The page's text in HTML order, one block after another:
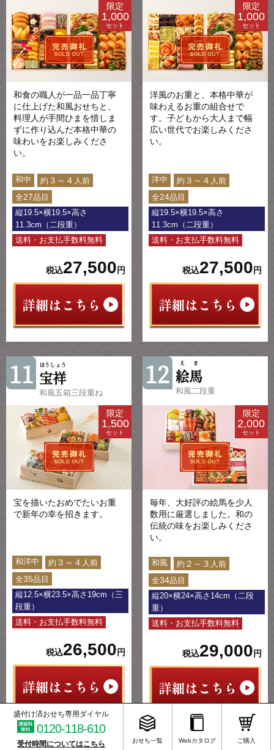
限定
1,000
セット
和食の職人が一品一品丁寧
に仕上げた和風おせちと、
料理人が手間ひまを惜しま
ずに作り込んだ本格中華の
味わいをお楽しみくださ
い。
和中 約 ３～４ 人前
全27品目
縦19.5×横19.5×高さ
11.3cm（二段重）
送料・お支払手数料無料
税込27,500 円
限定
1,000
セット
洋風のお重と、本格中華が
味わえるお重の組合せで
す。子どもから大人まで幅
広い世代でお楽しみくださ
い。
洋中 約 ３～４ 人前
全24品目
縦19.5×横19.5×高さ
11.3cm（二段重）
送料・お支払手数料無料
税込27,500 円
11 宝祥
ほうしょう
和風五箱三段重ね
限定
1,500
セット
宝を描いたおめでたいお重
で新年の幸を招きます。
和洋中 約 ３～４ 人前
全35品目
縦12.5×横23.5×高さ19cm（三
段重）
送料・お支払手数料無料
税込26,500 円
12 絵馬
えま
和風二段重
限定
2,000
セット
毎年、大好評の絵馬を少人
数用に厳選しました。和の
伝統の味をお楽しみくださ
い。
和風 約 ２～３ 人前
全34品目
縦20×横24×高さ14cm（二段
重）
送料・お支払手数料無料
税込29,000 円
かが 「美しい国から」
盛付け済おせち専用ダイヤル
0120-118-610
受付時間についてはこちら おせち一覧 Webカタログ ご購入